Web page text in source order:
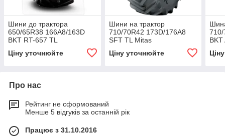
Шини до трактора
650/65R38 166A8/163D
BKT RT-657 TL
Ціну уточнюйте
Шини на трактор
710/70R42 173D/176A8
SFT TL Mitas
Ціну уточнюйте
710/
BKT
Про нас
Рейтинг не сформований
Менше 5 відгуків за останній рік
Працює з 31.10.2016